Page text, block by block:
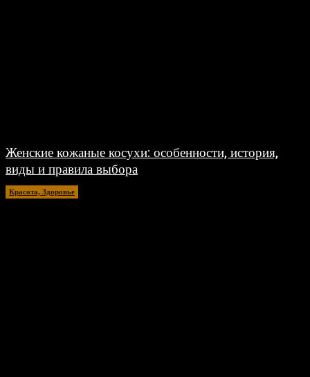
Женские кожаные косухи: особенности, история,
виды и правила выбора
Красота, Здоровье